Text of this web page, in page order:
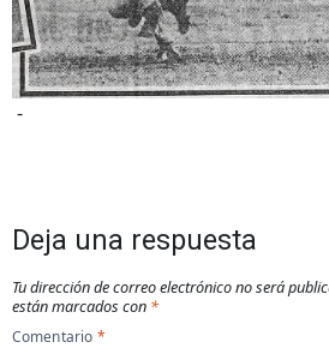
-
Deja una respuesta
Tu dirección de correo electrónico no será
están marcados con *
Comentario *